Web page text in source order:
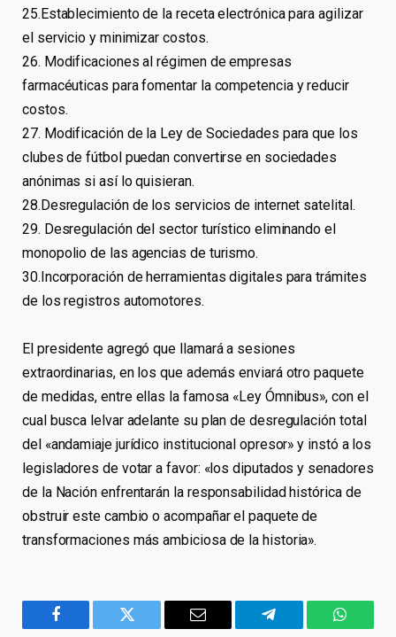
25.Establecimiento de la receta electrónica para agilizar
el servicio y minimizar costos.
26. Modificaciones al régimen de empresas
farmacéuticas para fomentar la competencia y reducir
costos.
27. Modificación de la Ley de Sociedades para que los
clubes de fútbol puedan convertirse en sociedades
anónimas si así lo quisieran.
28.Desregulación de los servicios de internet satelital.
29. Desregulación del sector turístico eliminando el
monopolio de las agencias de turismo.
30.Incorporación de herramientas digitales para trámites
de los registros automotores.
El presidente agregó que llamará a sesiones
extraordinarias, en los que además enviará otro paquete
de medidas, entre ellas la famosa «Ley Ómnibus», con el
cual busca lelvar adelante su plan de desregulación total
del «andamiaje jurídico institucional opresor» y instó a los
legisladores de votar a favor: «los diputados y senadores
de la Nación enfrentarán la responsabilidad histórica de
obstruir este cambio o acompañar el paquete de
transformaciones más ambiciosa de la historia».
Facebook Twitter Email Telegram